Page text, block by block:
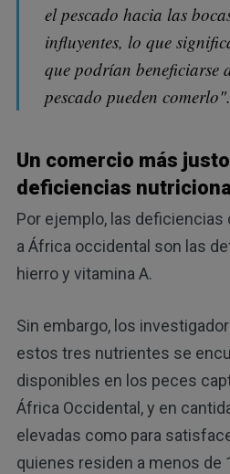
el pescado hacia las
influyentes, lo que
que podrían beneficiarse
pescado pueden comerlo".
Un comercio más
deficiencias
Por ejemplo, las
a África occidental son las
hierro y vitamina A.
Sin embargo, los
estos tres nutrientes se
disponibles en los peces
África Occidental, y en
elevadas como para
quienes residen a menos de